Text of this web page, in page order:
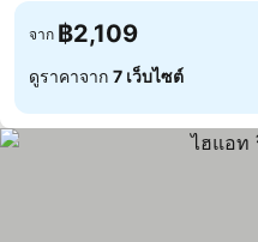
จาก ฿2,109
ดูราคาจาก 7 เว็บไซต์